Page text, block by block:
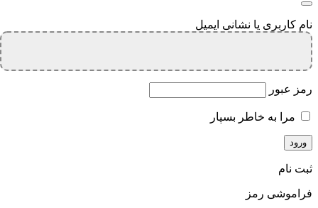
نام کاربری یا نشانی ایمیل
رمز عبور
مرا به خاطر بسپار
ثبت نام
فراموشی رمز